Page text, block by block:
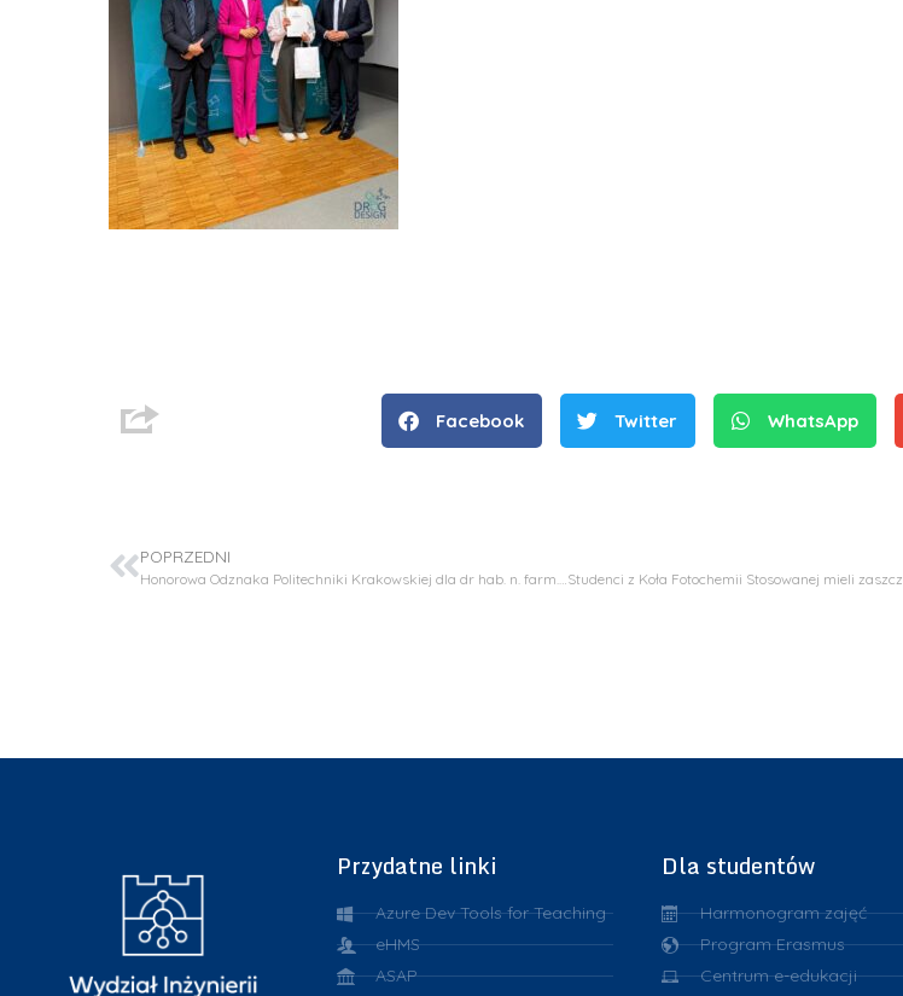
Facebook Twitter WhatsApp
POPRZEDNI
Honorowa Odznaka Politechniki Krakowskiej dla dr hab. n. farm. inż. Jolanty Jaśkowskiej
Przydatne linki
Azure Dev Tools for Teaching
eHMS
ASAP
Dla studentów
Harmonogram zajęć
Program Erasmus
Centrum e-edukacji